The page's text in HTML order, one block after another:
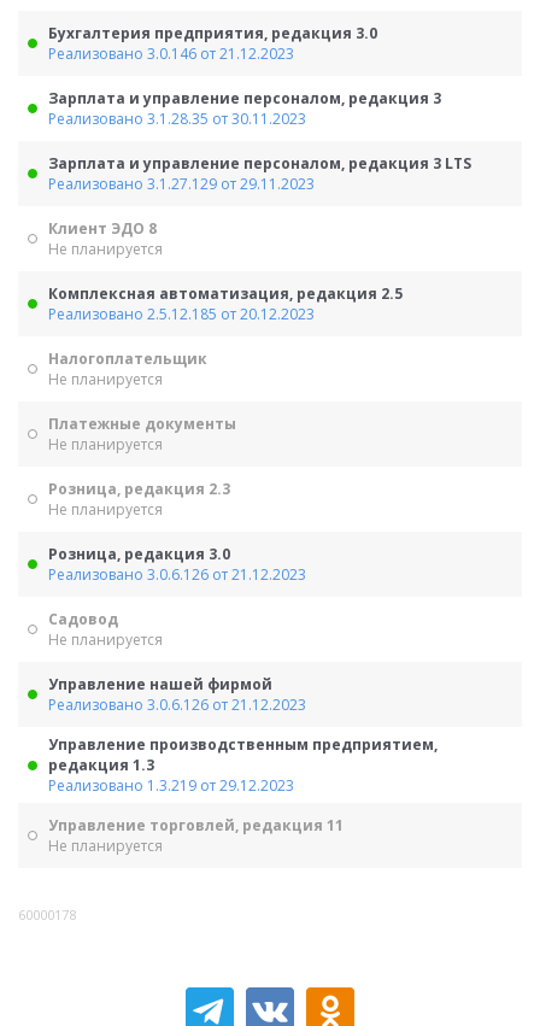
Бухгалтерия предприятия, редакция 3.0
Реализовано 3.0.146 от 21.12.2023
Зарплата и управление персоналом, редакция 3
Реализовано 3.1.28.35 от 30.11.2023
Зарплата и управление персоналом, редакция 3 LTS
Реализовано 3.1.27.129 от 29.11.2023
Клиент ЭДО 8
Не планируется
Комплексная автоматизация, редакция 2.5
Реализовано 2.5.12.185 от 20.12.2023
Налогоплательщик
Не планируется
Платежные документы
Не планируется
Розница, редакция 2.3
Не планируется
Розница, редакция 3.0
Реализовано 3.0.6.126 от 21.12.2023
Садовод
Не планируется
Управление нашей фирмой
Реализовано 3.0.6.126 от 21.12.2023
Управление производственным предприятием,
редакция 1.3
Реализовано 1.3.219 от 29.12.2023
Управление торговлей, редакция 11
Не планируется
60000178